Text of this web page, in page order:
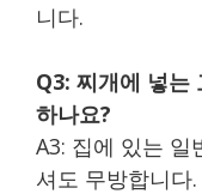
니다.
Q3: 찌개에 넣는
하나요?
A3: 집에 있는 일
셔도 무방합니다